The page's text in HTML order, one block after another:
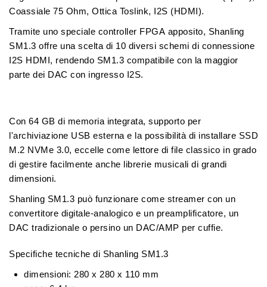
Coassiale 75 Ohm, Ottica Toslink, I2S (HDMI).
Tramite uno speciale controller FPGA apposito, Shanling
SM1.3 offre una scelta di 10 diversi schemi di connessione
I2S HDMI, rendendo SM1.3 compatibile con la maggior
parte dei DAC con ingresso I2S.
Con 64 GB di memoria integrata, supporto per
l'archiviazione USB esterna e la possibilità di installare SSD
M.2 NVMe 3.0, eccelle come lettore di file classico in grado
di gestire facilmente anche librerie musicali di grandi
dimensioni.
Shanling SM1.3 può funzionare come streamer con un
convertitore digitale-analogico e un preamplificatore, un
DAC tradizionale o persino un DAC/AMP per cuffie.
Specifiche tecniche di Shanling SM1.3
dimensioni: 280 x 280 x 110 mm